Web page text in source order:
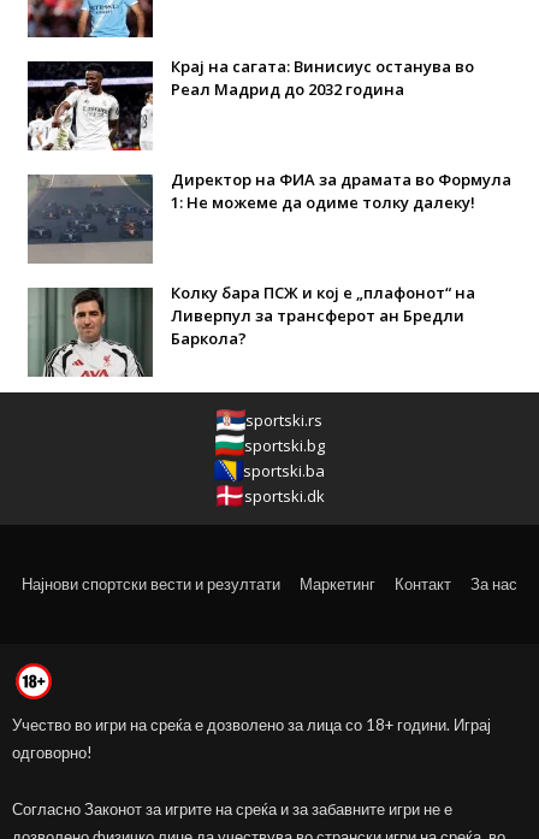
Крај на сагата: Винисиус останува во
Реал Мадрид до 2032 година
Директор на ФИА за драмата во Формула
1: Не можеме да одиме толку далеку!
Колку бара ПСЖ и кој е „плафонот“ на
Ливерпул за трансферот ан Бредли
Баркола?
sportski.rs
sportski.bg
sportski.ba
sportski.dk
Најнови спортски вести и резултати Маркетинг Контакт За нас
Учество во игри на среќа е дозволено за лица со 18+ години. Играј
одговорно!
Согласно Законот за игрите на среќа и за забавните игри не е